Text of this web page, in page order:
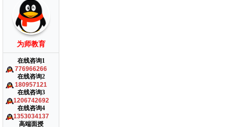
为师教育
在线咨询1
776966266
在线咨询2
180957121
在线咨询3
1206742692
在线咨询4
1353034137
高端面授